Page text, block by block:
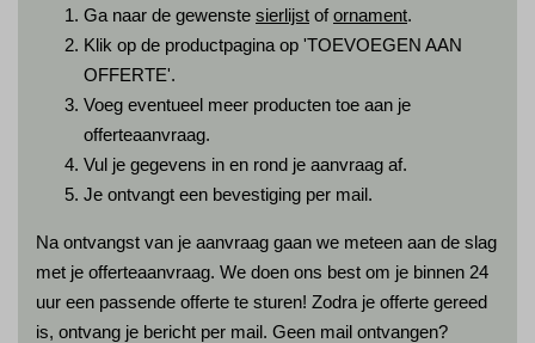
Ga naar de gewenste sierlijst ofornament.
Klik op de productpagina op 'TOEVOEGEN AAN
OFFERTE'.
Voeg eventueel meer producten toe aan je
offerteaanvraag.
Vul je gegevens in en rond je aanvraag af.
Je ontvangt een bevestiging per mail.
Na ontvangst van je aanvraag gaan we meteen aan de slag
met je offerteaanvraag. We doen ons best om je binnen 24
uur een passende offerte te sturen! Zodra je offerte gereed
is, ontvang je bericht per mail. Geen mail ontvangen?